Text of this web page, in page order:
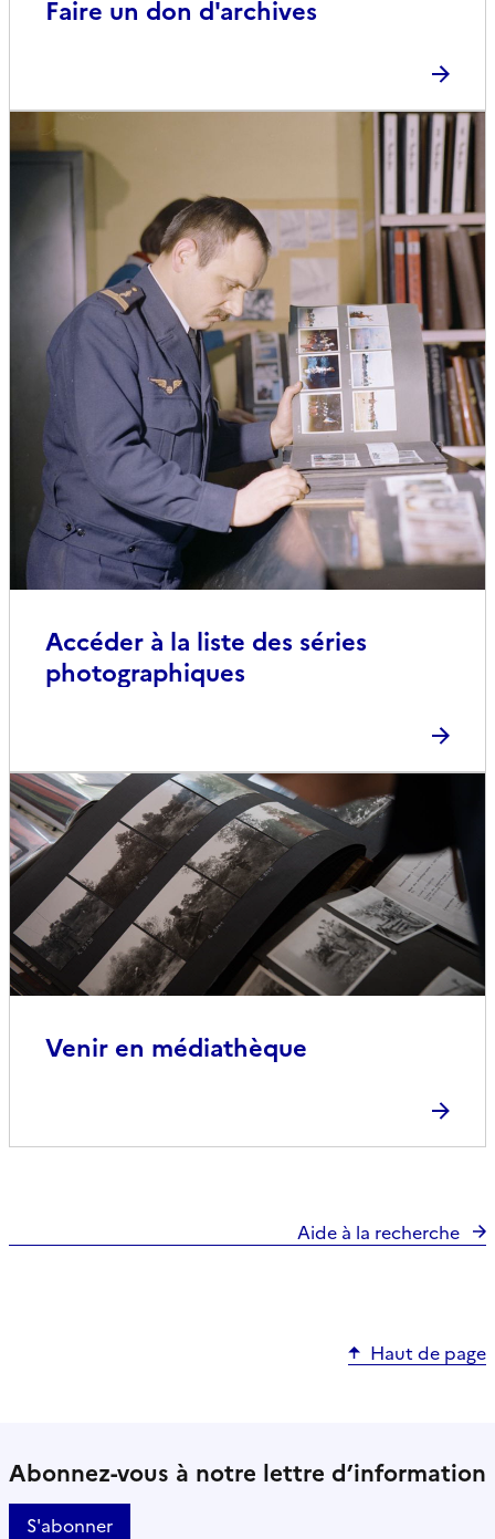
Faire un don d'archives
Accéder à la liste des séries
photographiques
Venir en médiathèque
Aide à la recherche
Haut de page
Abonnez-vous à notre lettre d’information
S'abonner